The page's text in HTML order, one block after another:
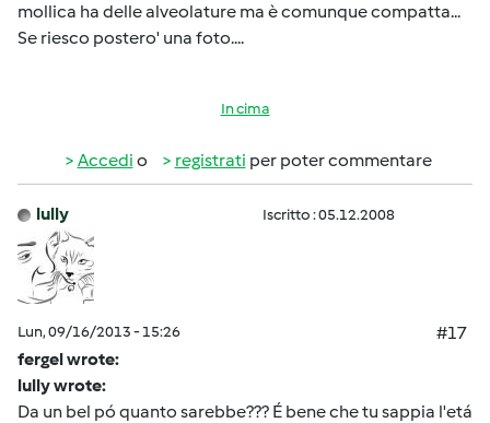
mollica ha delle alveolature ma è comunque compatta...
Se riesco postero' una foto....
In cima
Accedi o registrati per poter commentare
lully Iscritto : 05.12.2008
Lun, 09/16/2013 - 15:26
#17
fergel wrote:
lully wrote:
Da un bel pó quanto sarebbe??? É bene che tu sappia l'etá